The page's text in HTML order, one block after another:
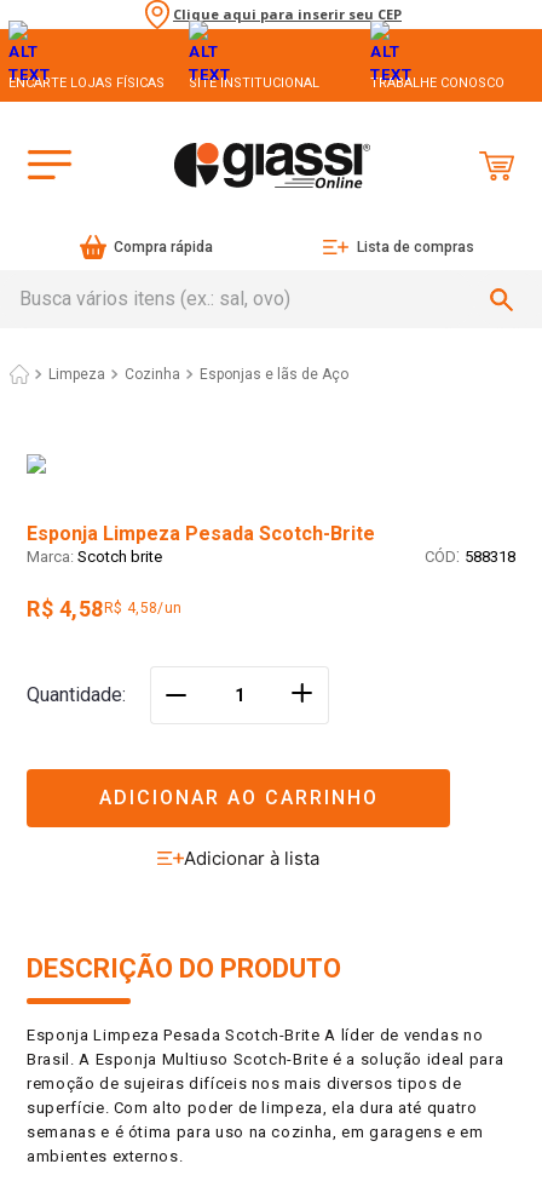
Clique aqui para inserir seu CEP
ENCARTE LOJAS FÍSICAS SITE INSTITUCIONAL TRABALHE CONOSCO
Compra rápida Lista de compras
Limpeza Cozinha Esponjas e lãs de Aço
Esponja Limpeza Pesada Scotch-Brite
Scotch brite : 588318
R$ 4,58 R$ 4,58/un
Quantidade ＋
ADICIONAR AO CARRINHO
DESCRIÇÃO DO PRODUTO
Esponja Limpeza Pesada Scotch-Brite A líder de vendas no
Brasil. A Esponja Multiuso Scotch-Brite é a solução ideal para
remoção de sujeiras difíceis nos mais diversos tipos de
superfície. Com alto poder de limpeza, ela dura até quatro
semanas e é ótima para uso na cozinha, em garagens e em
ambientes externos.